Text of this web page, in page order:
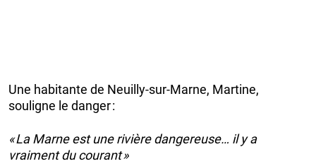
Une habitante de Neuilly‑sur‑Marne, Martine,
souligne le danger :
« La Marne est une rivière dangereuse… il y a
vraiment du courant »